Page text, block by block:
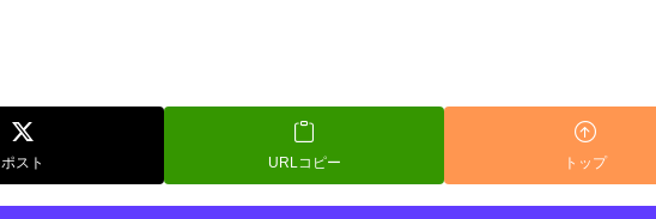
ポスト URLコピー トップ